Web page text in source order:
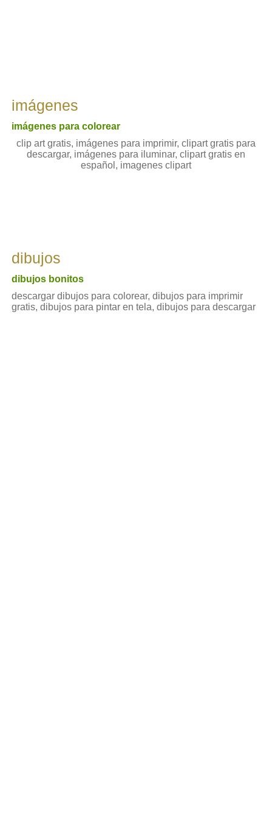
imágenes
imágenes para colorear
clip art gratis, imágenes para imprimir, clipart gratis para
descargar, imágenes para iluminar, clipart gratis en
español, imagenes clipart
dibujos
dibujos bonitos
descargar dibujos para colorear, dibujos para imprimir
gratis, dibujos para pintar en tela, dibujos para descargar